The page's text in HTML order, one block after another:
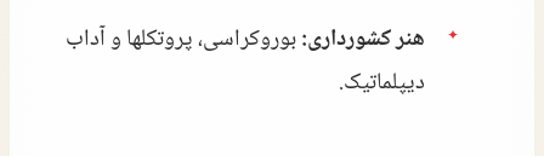
هنر کشورداری:بوروکراسی، پروتکلها و آداب
دیپلماتیک.